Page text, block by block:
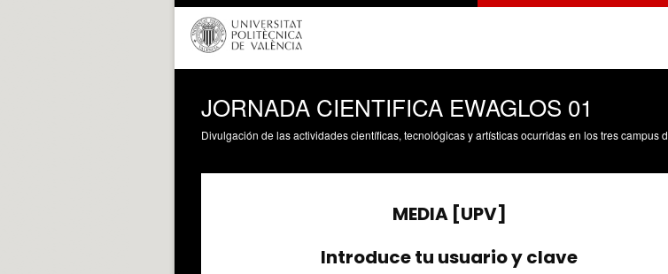
JORNADA CIENTIFICA EWAGLOS 01
Divulgación de las actividades científicas, tecnológicas y artísticas ocurridas en los tres campus